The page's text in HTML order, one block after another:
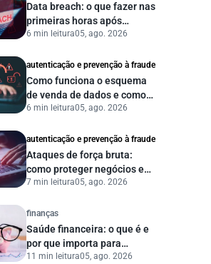
Data breach: o que fazer nas
primeiras horas após
vazamento de dados?
6 min leitura05, ago. 2026
autenticação e prevenção à fraude
Como funciona o esquema
de venda de dados e como
proteger sua empresa?
6 min leitura05, ago. 2026
autenticação e prevenção à fraude
Ataques de força bruta:
como proteger negócios e
dados digitais
7 min leitura05, ago. 2026
finanças
Saúde financeira: o que é e
por que importa para
pessoas e empresas?
11 min leitura05, ago. 2026